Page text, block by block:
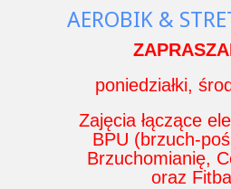
AEROBIK &
poniedziałki,
Zajęcia łączące
BPU (brzuch-
Brzuchomianię,
oraz